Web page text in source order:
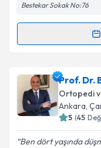
Kişisel
Metni'ni
kapsamda
Bestekar Sokak No:76
Randevu
Prof. Dr.
oluşturun. Size
takvim
Prof. Dr.
Ortopedi
Ankara,
5 (45
Ben dört yaşında